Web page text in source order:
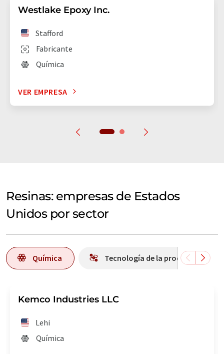
Westlake Epoxy Inc.
Fabricante
Stafford
Química
VER EMPRESA
Resinas: empresas de Estados
Unidos por sector
Química Tecnología de la producción
Kemco Industries LLC
Lehi
Química